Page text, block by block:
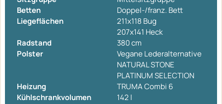
Betten
Doppel-/franz. Bett
Liegeflächen
211x118 Bug
207x141 Heck
Radstand
380 cm
Polster
Vegane Lederalternative
NATURAL STONE
PLATINUM SELECTION
Heizung
TRUMA Combi 6
Kühlschrankvolumen
142 l